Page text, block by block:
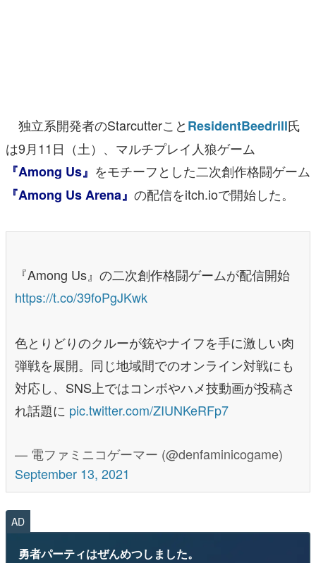
アプリレビュー
その他
電ファミニコゲーマーとは？
独立系開発者のStarcutterことResidentBeedrill氏
は9月11日（土）、マルチプレイ人狼ゲーム
『Among Us』 をモチーフとした二次創作格闘ゲーム
『Among Us Arena』 の配信をitch.ioで開始した。
『Among Us』の二次創作格闘ゲームが配信開始
https://t.co/39foPgJKwk
色とりどりのクルーが銃やナイフを手に激しい肉
弾戦を展開。同じ地域間でのオンライン対戦にも
対応し、SNS上ではコンボやハメ技動画が投稿さ
れ話題に pic.twitter.com/ZIUNKeRFp7
— 電ファミニコゲーマー (@denfaminicogame)
September 13, 2021
AD
勇者パーティはぜんめつしました。